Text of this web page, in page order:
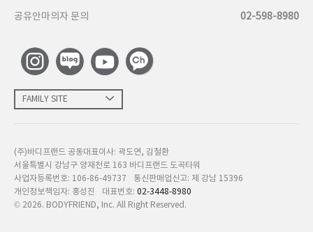
공유안마의자 문의 02-598-8980
FAMILY SITE
(주)바디프랜드 공동대표이사: 곽도연, 김철환
서울특별시 강남구 양재천로 163 바디프랜드 도곡타워
사업자등록번호: 106-86-49737
통신판매업신고: 제 강남 15396
개인정보책임자: 홍성진
대표번호: 02-3448-8980
© 2026. BODYFRIEND, Inc. All Right Reserved.